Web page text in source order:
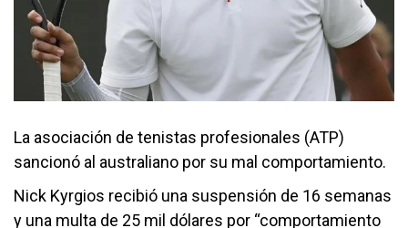
La asociación de tenistas profesionales (ATP)
sancionó al australiano por su mal comportamiento.
Nick Kyrgios recibió una suspensión de 16 semanas
y una multa de 25 mil dólares por “comportamiento